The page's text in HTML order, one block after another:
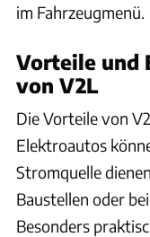
im Fahrzeugmenü.
Vorteile und
von V2L
Die Vorteile von
Elektroautos
Stromquelle
Baustellen oder
Besonders